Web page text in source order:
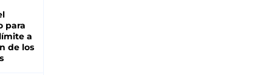
para
a
de los